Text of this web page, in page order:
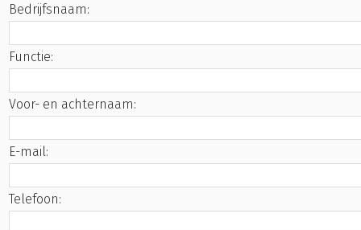
Bedrijfsnaam:
Functie:
Voor- en achternaam:
E-mail:
Telefoon: